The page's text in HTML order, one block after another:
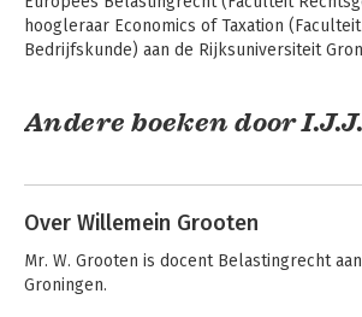
hoogleraar Economics of Taxation
Bedrijfskunde) aan de Rijksuniversiteit
Andere boeken door
Over Willemein Grooten
Mr. W. Grooten is docent Belastingrecht
Groningen.